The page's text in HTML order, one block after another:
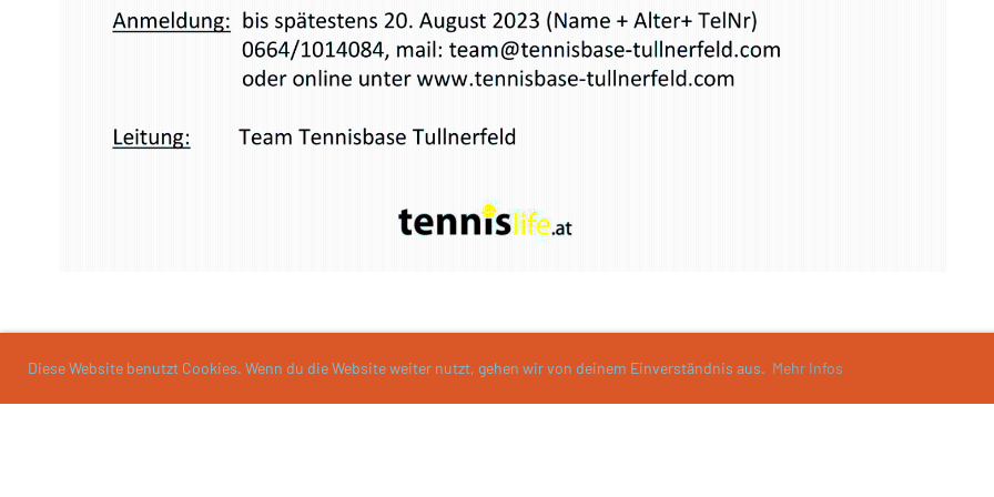
Diese Website benutzt Cookies. Wenn du die Website weiter nutzt, gehen wir von deinem Einverständnis aus. Mehr Infos